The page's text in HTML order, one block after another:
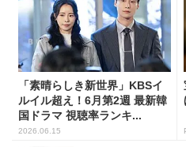
「素晴らしき新世界」KBSイ
ルイル超え！6月第2週 最新韓
国ドラマ 視聴率ランキ...
2026.06.15